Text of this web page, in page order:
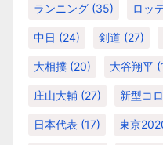
ランニング (35) ロッ
中日 (24) 剣道 (27)
大相撲 (20) 大谷翔平
庄山大輔 (27) 新型コ
日本代表 (17) 東京